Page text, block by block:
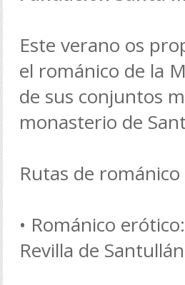
Este verano os
el románico de la
de sus conjuntos
monasterio de
Rutas de románico
• Románico
Revilla de